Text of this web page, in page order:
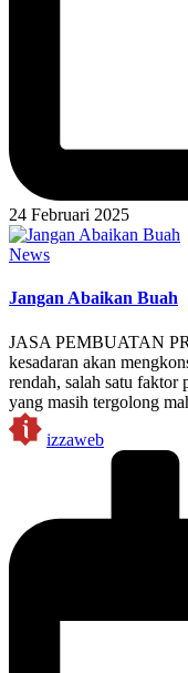
24 Februari 2025
Posted
News
Jangan Abaikan Buah
JASA PEMBUATAN
kesadaran akan
rendah, salah satu faktor
yang masih tergolong
Posted
by
izzaweb